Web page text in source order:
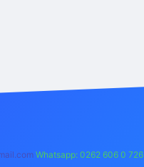
Whatsapp: 0262 606 0 726